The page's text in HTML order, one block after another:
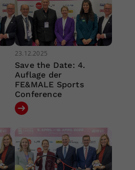
23.12.2025
Save the Date: 4.
Auflage der
FE&MALE Sports
Conference